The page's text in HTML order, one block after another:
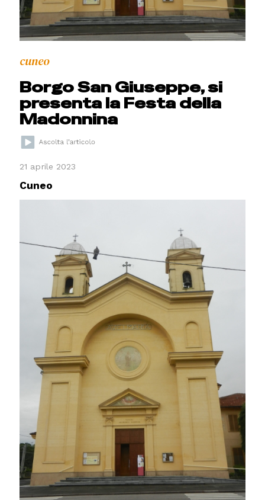
cuneo
Borgo San Giuseppe, si
presenta la Festa della
Madonnina
21 aprile 2023
Cuneo